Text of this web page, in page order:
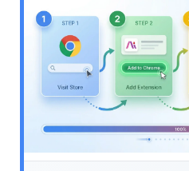
Gàidhlig
Occitan
العربية المغربية
Afrikaans
Монгол